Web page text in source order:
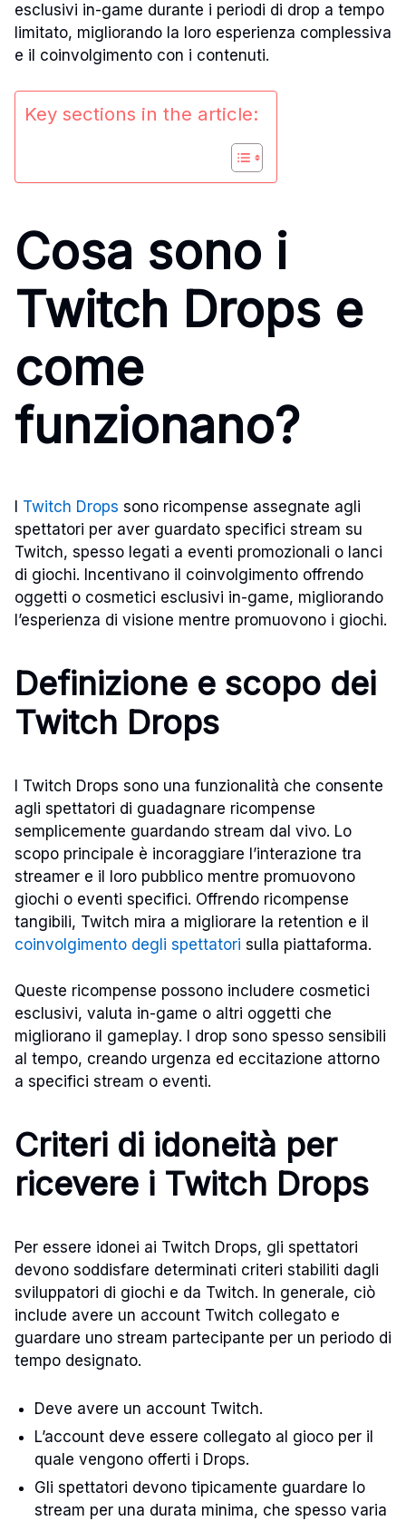
esclusivi in-game durante i periodi di drop a tempo
limitato, migliorando la loro esperienza complessiva
e il coinvolgimento con i contenuti.
Key sections in the article:
Cosa sono i
Twitch Drops e
come
funzionano?
Twitch Drops sono ricompense assegnate agli
spettatori per aver guardato specifici stream su
Twitch, spesso legati a eventi promozionali o lanci
di giochi. Incentivano il coinvolgimento offrendo
oggetti o cosmetici esclusivi in-game, migliorando
l’esperienza di visione mentre promuovono i giochi.
Definizione e scopo dei
Twitch Drops
I Twitch Drops sono una funzionalità che consente
agli spettatori di guadagnare ricompense
semplicemente guardando stream dal vivo. Lo
scopo principale è incoraggiare l’interazione tra
streamer e il loro pubblico mentre promuovono
giochi o eventi specifici. Offrendo ricompense
tangibili, Twitch mira a migliorare la retention e il
coinvolgimento degli spettatori sulla piattaforma.
Queste ricompense possono includere cosmetici
esclusivi, valuta in-game o altri oggetti che
migliorano il gameplay. I drop sono spesso sensibili
al tempo, creando urgenza ed eccitazione attorno
a specifici stream o eventi.
Criteri di idoneità per
ricevere i Twitch Drops
Per essere idonei ai Twitch Drops, gli spettatori
devono soddisfare determinati criteri stabiliti dagli
sviluppatori di giochi e da Twitch. In generale, ciò
include avere un account Twitch collegato e
guardare uno stream partecipante per un periodo di
tempo designato.
Deve avere un account Twitch.
L’account deve essere collegato al gioco per il
quale vengono offerti i Drops.
Gli spettatori devono tipicamente guardare lo
stream per una durata minima, che spesso varia